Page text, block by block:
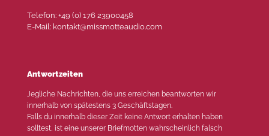
Telefon: +49 (0) 176 23900458
E-Mail: kontakt@missmotteaudio.com
Antwortzeiten
Jegliche Nachrichten, die uns erreichen beantworten wir
innerhalb von spätestens 3 Geschäftstagen.
Falls du innerhalb dieser Zeit keine Antwort erhalten haben
solltest, ist eine unserer Briefmotten wahrscheinlich falsch